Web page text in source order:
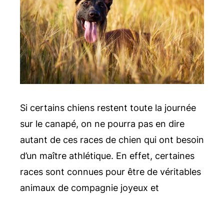
Si certains chiens restent toute la journée
sur le canapé, on ne pourra pas en dire
autant de ces races de chien qui ont besoin
d’un maître athlétique. En effet, certaines
races sont connues pour être de véritables
animaux de compagnie joyeux et